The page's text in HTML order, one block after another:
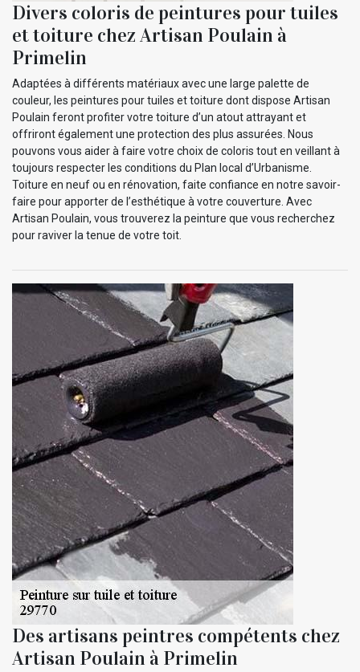
Divers coloris de peintures pour tuiles
et toiture chez Artisan Poulain à
Primelin
Adaptées à différents matériaux avec une large palette de
couleur, les peintures pour tuiles et toiture dont dispose Artisan
Poulain feront profiter votre toiture d’un atout attrayant et
offriront également une protection des plus assurées. Nous
pouvons vous aider à faire votre choix de coloris tout en veillant à
toujours respecter les conditions du Plan local d’Urbanisme.
Toiture en neuf ou en rénovation, faite confiance en notre savoir-
faire pour apporter de l’esthétique à votre couverture. Avec
Artisan Poulain, vous trouverez la peinture que vous recherchez
pour raviver la tenue de votre toit.
Des artisans peintres compétents chez
Artisan Poulain à Primelin